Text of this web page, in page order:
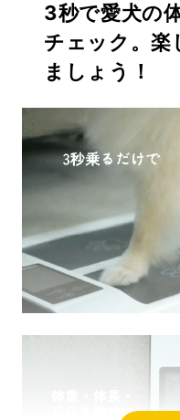
3秒で愛犬の
チェック。楽
ましょう！